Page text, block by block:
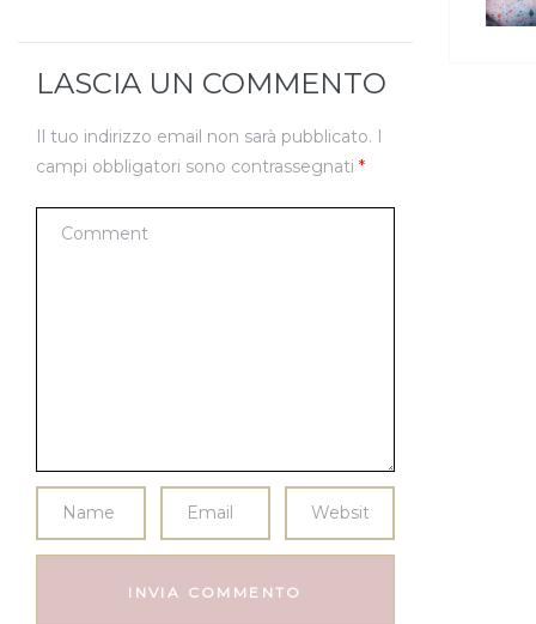
LASCIA UN COMMENTO
Il tuo indirizzo email non sarà pubblicato. I
campi obbligatori sono contrassegnati *